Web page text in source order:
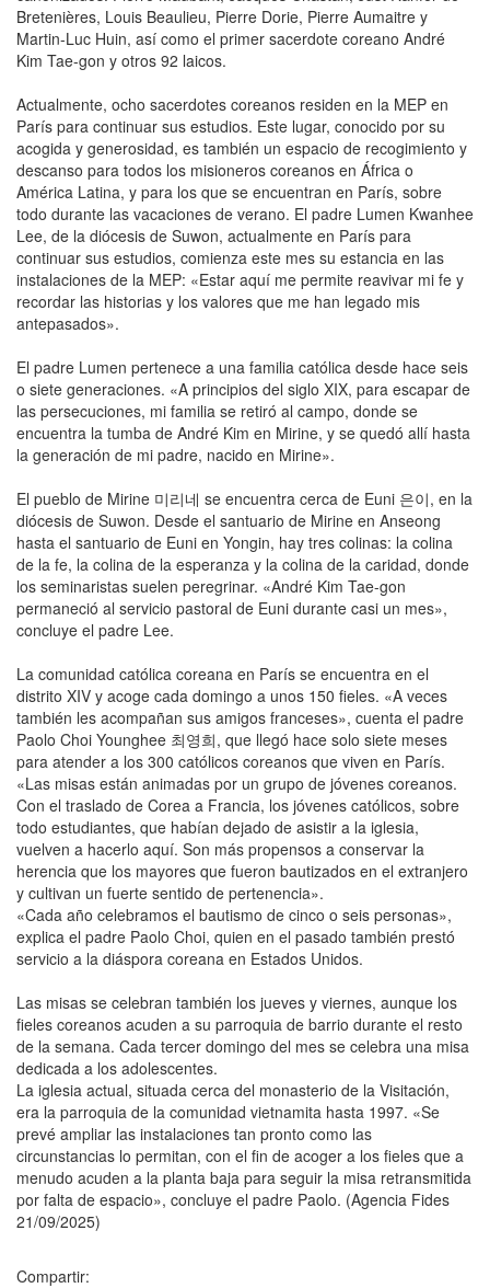
Bretenières, Louis Beaulieu, Pierre Dorie, Pierre Aumaitre y
Martin-Luc Huin, así como el primer sacerdote coreano André
Kim Tae-gon y otros 92 laicos.
Actualmente, ocho sacerdotes coreanos residen en la MEP en
París para continuar sus estudios. Este lugar, conocido por su
acogida y generosidad, es también un espacio de recogimiento y
descanso para todos los misioneros coreanos en África o
América Latina, y para los que se encuentran en París, sobre
todo durante las vacaciones de verano. El padre Lumen Kwanhee
Lee, de la diócesis de Suwon, actualmente en París para
continuar sus estudios, comienza este mes su estancia en las
instalaciones de la MEP: «Estar aquí me permite reavivar mi fe y
recordar las historias y los valores que me han legado mis
antepasados».
El padre Lumen pertenece a una familia católica desde hace seis
o siete generaciones. «A principios del siglo XIX, para escapar de
las persecuciones, mi familia se retiró al campo, donde se
encuentra la tumba de André Kim en Mirine, y se quedó allí hasta
la generación de mi padre, nacido en Mirine».
El pueblo de Mirine 미리네 se encuentra cerca de Euni 은이, en la
diócesis de Suwon. Desde el santuario de Mirine en Anseong
hasta el santuario de Euni en Yongin, hay tres colinas: la colina
de la fe, la colina de la esperanza y la colina de la caridad, donde
los seminaristas suelen peregrinar. «André Kim Tae-gon
permaneció al servicio pastoral de Euni durante casi un mes»,
concluye el padre Lee.
La comunidad católica coreana en París se encuentra en el
distrito XIV y acoge cada domingo a unos 150 fieles. «A veces
también les acompañan sus amigos franceses», cuenta el padre
Paolo Choi Younghee 최영희, que llegó hace solo siete meses
para atender a los 300 católicos coreanos que viven en París.
«Las misas están animadas por un grupo de jóvenes coreanos.
Con el traslado de Corea a Francia, los jóvenes católicos, sobre
todo estudiantes, que habían dejado de asistir a la iglesia,
vuelven a hacerlo aquí. Son más propensos a conservar la
herencia que los mayores que fueron bautizados en el extranjero
y cultivan un fuerte sentido de pertenencia».
«Cada año celebramos el bautismo de cinco o seis personas»,
explica el padre Paolo Choi, quien en el pasado también prestó
servicio a la diáspora coreana en Estados Unidos.
Las misas se celebran también los jueves y viernes, aunque los
fieles coreanos acuden a su parroquia de barrio durante el resto
de la semana. Cada tercer domingo del mes se celebra una misa
dedicada a los adolescentes.
La iglesia actual, situada cerca del monasterio de la Visitación,
era la parroquia de la comunidad vietnamita hasta 1997. «Se
prevé ampliar las instalaciones tan pronto como las
circunstancias lo permitan, con el fin de acoger a los fieles que a
menudo acuden a la planta baja para seguir la misa retransmitida
por falta de espacio», concluye el padre Paolo. (Agencia Fides
21/09/2025)
Compartir: